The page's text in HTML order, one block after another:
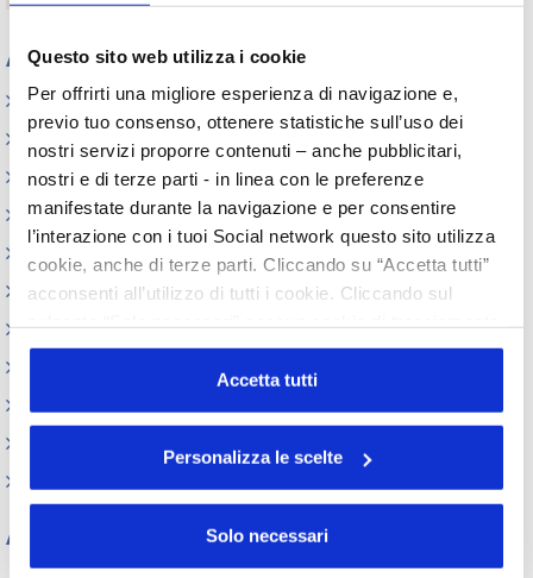
Questo sito web utilizza i cookie
Per offrirti una migliore esperienza di navigazione e,
previo tuo consenso, ottenere statistiche sull’uso dei
nostri servizi proporre contenuti – anche pubblicitari,
nostri e di terze parti - in linea con le preferenze
manifestate durante la navigazione e per consentire
l’interazione con i tuoi Social network questo sito utilizza
cookie, anche di terze parti. Cliccando su “Accetta tutti”
acconsenti all’utilizzo di tutti i cookie. Cliccando sul
o profilazione viene utilizzato. Cliccando su
“Personalizza le scelte” è possibile esprimere la propria
volontà in relazione a ciascuna categoria di cookie del
Accetta tutti
Personalizza le scelte
Solo necessari
Appuntamenti
Elenco Completo
Assemblea
Convegno tecnico internazionale
Cosmoprof
Information Day
Beauty Links
Beauty Report
Eventi Speciali
Archivio
Tutti gli anni